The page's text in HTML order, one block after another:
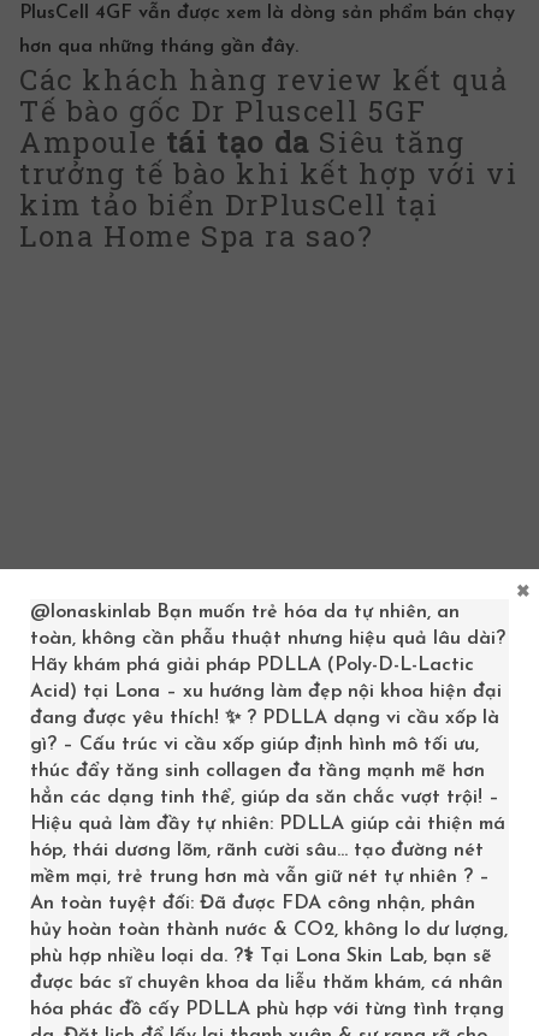
PlusCell 4GF vẫn được xem là dòng sản phẩm bán chạy
hơn qua những tháng gần đây.
Các khách hàng review kết quả
Tế bào gốc Dr Pluscell 5GF
Ampoule tái tạo da Siêu tăng
trưởng tế bào khi kết hợp với vi
kim tảo biển DrPlusCell tại
Lona Home Spa ra sao?
@lonaskinlab Bạn muốn trẻ hóa da tự nhiên, an
toàn, không cần phẫu thuật nhưng hiệu quả lâu dài?
Hãy khám phá giải pháp PDLLA (Poly-D-L-Lactic
Acid) tại Lona – xu hướng làm đẹp nội khoa hiện đại
đang được yêu thích! ✨ ? PDLLA dạng vi cầu xốp là
gì? – Cấu trúc vi cầu xốp giúp định hình mô tối ưu,
thúc đẩy tăng sinh collagen đa tầng mạnh mẽ hơn
hẳn các dạng tinh thể, giúp da săn chắc vượt trội! –
Hiệu quả làm đầy tự nhiên: PDLLA giúp cải thiện má
hóp, thái dương lõm, rãnh cười sâu… tạo đường nét
mềm mại, trẻ trung hơn mà vẫn giữ nét tự nhiên ? –
An toàn tuyệt đối: Đã được FDA công nhận, phân
hủy hoàn toàn thành nước & CO2, không lo dư lượng,
phù hợp nhiều loại da. ?‍⚕️ Tại Lona Skin Lab, bạn sẽ
được bác sĩ chuyên khoa da liễu thăm khám, cá nhân
hóa phác đồ cấy PDLLA phù hợp với từng tình trạng
×